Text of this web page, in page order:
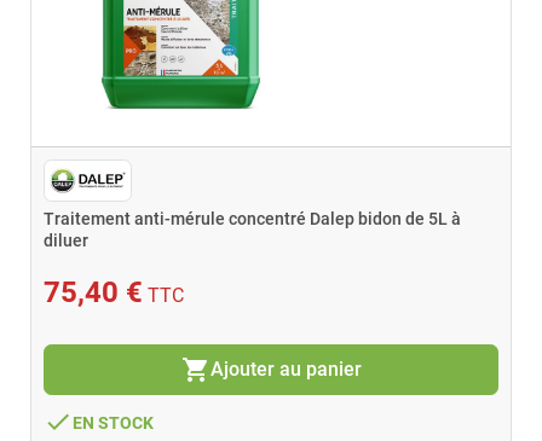
Traitement anti-mérule concentré Dalep bidon de 5L à
diluer
75,40 € TTC
shopping_cartAjouter au panier
done EN STOCK